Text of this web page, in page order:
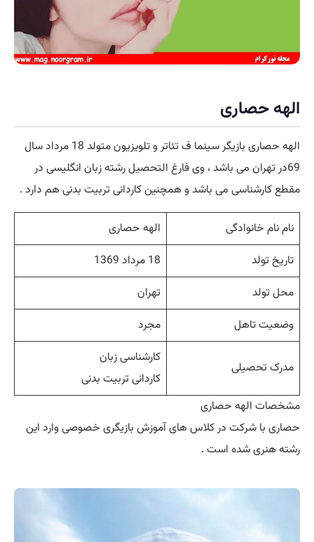
الهه حصاری
الهه حصاری بازیگر سینما ف تئاتر و تلویزیون متولد 18 مرداد سال
69در تهران می باشد ، وی فارغ التحصیل رشته زبان انگلیسی در
مقطع کارشناسی می باشد و همچنین کاردانی تربیت بدنی هم دارد .
نام نام خانوادگی
الهه حصاری
تاریخ تولد
18 مرداد 1369
محل تولد
تهران
وضعیت تاهل
مجرد
مدرک تحصیلی
کارشناسی زبان
کاردانی تربیت بدنی
مشخصات الهه حصاری
حصاری با شرکت در کلاس های آموزش بازیگری خصوصی وارد این
رشته هنری شده است .